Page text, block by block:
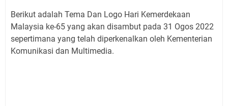
Berikut adalah Tema Dan Logo Hari Kemerdekaan
Malaysia ke-65 yang akan disambut pada 31 Ogos 2022
sepertimana yang telah diperkenalkan oleh Kementerian
Komunikasi dan Multimedia.